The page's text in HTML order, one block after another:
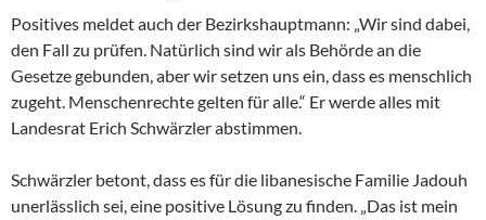
Positives meldet auch der Bezirkshauptmann: „Wir sind dabei,
den Fall zu prüfen. Natürlich sind wir als Behörde an die
Gesetze gebunden, aber wir setzen uns ein, dass es menschlich
zugeht. Menschenrechte gelten für alle.“ Er werde alles mit
Landesrat Erich Schwärzler abstimmen.
Schwärzler betont, dass es für die libanesische Familie Jadouh
unerlässlich sei, eine positive Lösung zu finden. „Das ist mein